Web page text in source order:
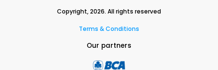
Copyright,2026. All rights reserved
Terms & Conditions
Our partners